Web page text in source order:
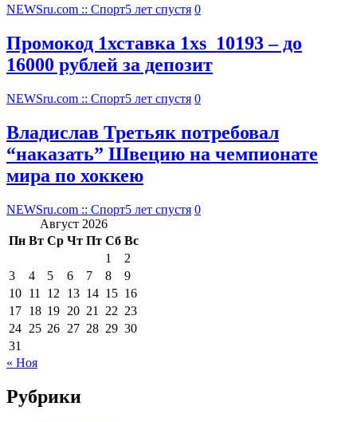
NEWSru.com :: Спорт5 лет спустя 0
Промокод 1хставка 1xs_10193 – до
16000 рублей за депозит
NEWSru.com :: Спорт5 лет спустя 0
Владислав Третьяк потребовал
“наказать” Швецию на чемпионате
мира по хоккею
NEWSru.com :: Спорт5 лет спустя 0
Август 2026
Пн Вт Ср Чт Пт Сб Вс
1
2
3
4 5 6 7 8
9
10 11 12 13 14 15 16
17 18 19 20 21 22 23
24 25 26 27 28 29 30
31
« Ноя
Рубрики